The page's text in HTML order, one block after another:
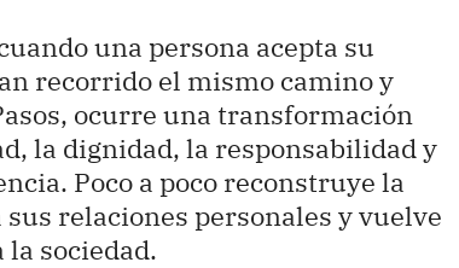
una persona acepta su
recorrido el mismo camino y
ocurre una transformación
la dignidad, la responsabilidad y
Poco a poco reconstruye la
relaciones personales y vuelve
sociedad.